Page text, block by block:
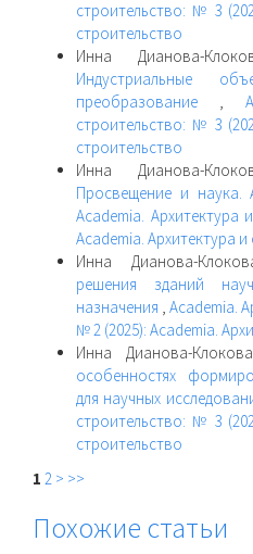
строительство: № 3
строительство
Инна Дианова-
Индустриальные
преобразование ,
строительство: № 3
строительство
Инна Дианова-
Просвещение и наука.
Academia. Архитектура
Academia. Архитектура
Инна Дианова-
решения зданий
назначения , Academia.
№ 2 (2025): Academia.
Инна Дианова-
особенностях
для научных
строительство: № 3
строительство
1 2 > >>
Похожие статьи